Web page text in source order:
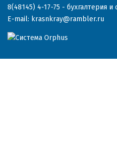
8(48145) 4-17-75 - бухгалтерия и
E-mail: krasnkray@rambler.ru